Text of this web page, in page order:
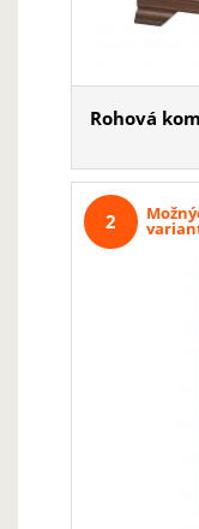
Rohová
2